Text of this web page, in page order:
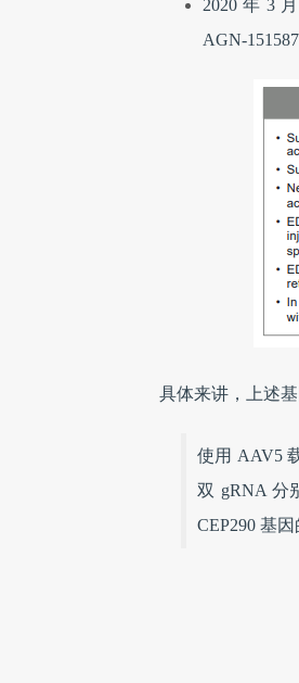
2020 年 3
AGN-
具体来讲，上述
使用 AAV5
双 gRNA 分
CEP290 基因